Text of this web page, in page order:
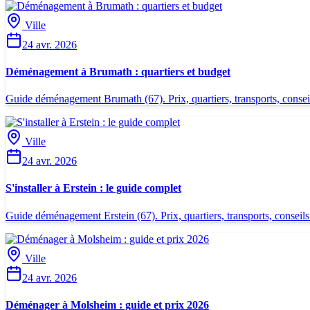
Ville
24 avr. 2026
Déménagement à Brumath : quartiers et budget
Guide déménagement Brumath (67). Prix, quartiers, transports,
Ville
24 avr. 2026
S'installer à Erstein : le guide complet
Guide déménagement Erstein (67). Prix, quartiers, transports,
Ville
24 avr. 2026
Déménager à Molsheim : guide et prix 2026